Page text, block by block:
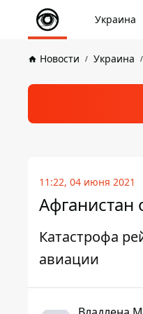
Украина
Новости Украина
11:22, 04 июня 2021
Афганистан
Катастрофа
авиации